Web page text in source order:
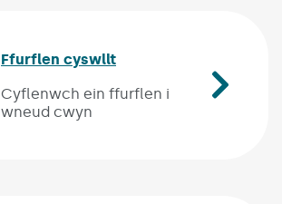
Ffurflen cyswllt
Cyflenwch ein ffurflen i
wneud cwyn